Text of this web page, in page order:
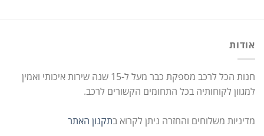
אודות
חנות הכל לרכב מספקת כבר מעל ל-15 שנה שירות איכותי ואמין
למגוון לקוחותיה בכל התחומים הקשורים לרכב.
מדיניות משלוחים והחזרה ניתן לקרוא בתקנון האתר